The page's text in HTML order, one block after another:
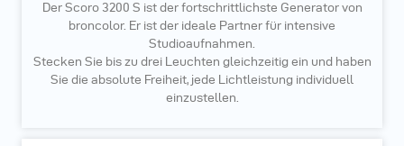
Der Scoro 3200 S ist der fortschrittlichste Generator von
broncolor. Er ist der ideale Partner für intensive
Studioaufnahmen.
Stecken Sie bis zu drei Leuchten gleichzeitig ein und haben
Sie die absolute Freiheit, jede Lichtleistung individuell
einzustellen.